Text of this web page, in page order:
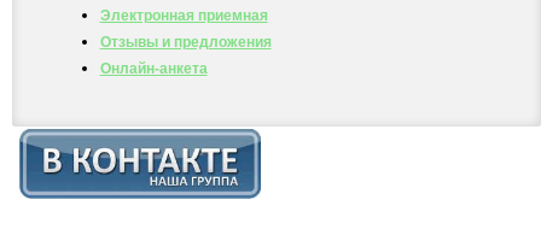
Электронная приемная
Отзывы и предложения
Онлайн-анкета